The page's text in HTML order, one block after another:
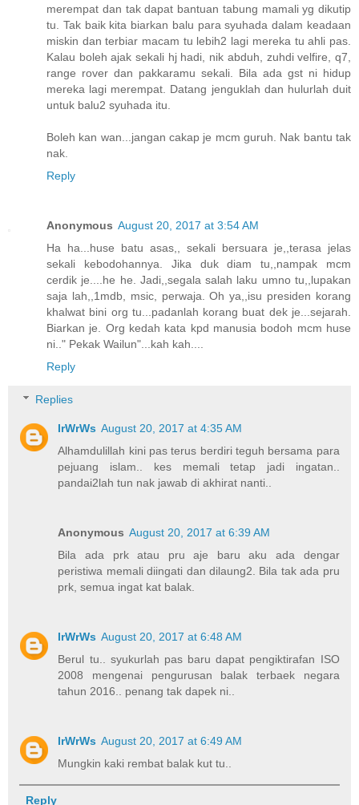
merempat dan tak dapat bantuan tabung mamali yg dikutip
tu. Tak baik kita biarkan balu para syuhada dalam keadaan
miskin dan terbiar macam tu lebih2 lagi mereka tu ahli pas.
Kalau boleh ajak sekali hj hadi, nik abduh, zuhdi velfire, q7,
range rover dan pakkaramu sekali. Bila ada gst ni hidup
mereka lagi merempat. Datang jenguklah dan hulurlah duit
untuk balu2 syuhada itu.
Boleh kan wan...jangan cakap je mcm guruh. Nak bantu tak
nak.
Reply
Anonymous August 20, 2017 at 3:54 AM
Ha ha...huse batu asas,, sekali bersuara je,,terasa jelas
sekali kebodohannya. Jika duk diam tu,,nampak mcm
cerdik je....he he. Jadi,,segala salah laku umno tu,,lupakan
saja lah,,1mdb, msic, perwaja. Oh ya,,isu presiden korang
khalwat bini org tu...padanlah korang buat dek je...sejarah.
Biarkan je. Org kedah kata kpd manusia bodoh mcm huse
ni.." Pekak Wailun"...kah kah....
Reply
Replies
IrWrWs August 20, 2017 at 4:35 AM
Alhamdulillah kini pas terus berdiri teguh bersama para
pejuang islam.. kes memali tetap jadi ingatan..
pandai2lah tun nak jawab di akhirat nanti..
Anonymous August 20, 2017 at 6:39 AM
Bila ada prk atau pru aje baru aku ada dengar
peristiwa memali diingati dan dilaung2. Bila tak ada pru
prk, semua ingat kat balak.
IrWrWs August 20, 2017 at 6:48 AM
Berul tu.. syukurlah pas baru dapat pengiktirafan ISO
2008 mengenai pengurusan balak terbaek negara
tahun 2016.. penang tak dapek ni..
IrWrWs August 20, 2017 at 6:49 AM
Mungkin kaki rembat balak kut tu..
Reply